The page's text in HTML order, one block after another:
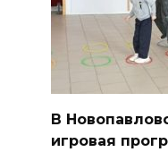
В
игровая